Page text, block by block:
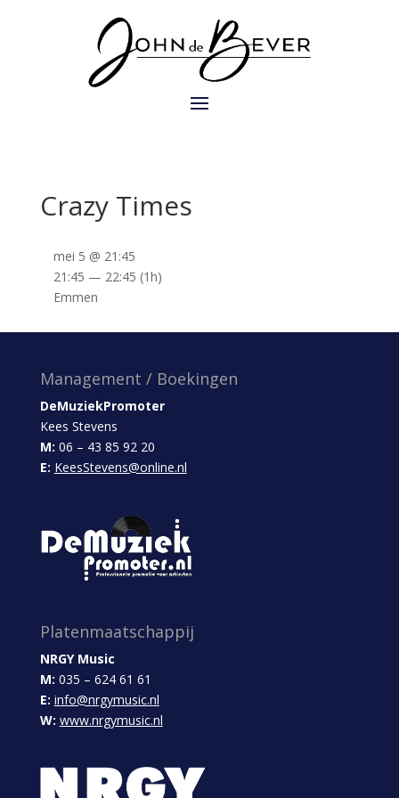
Crazy Times
mei 5 @ 21:45
21:45 — 22:45 (1h)
Emmen
Management / Boekingen
DeMuziekPromoter
Kees Stevens
M: 06 – 43 85 92 20
E: KeesStevens@online.nl
Platenmaatschappij
NRGY Music
M: 035 – 624 61 61
E: info@nrgymusic.nl
W: www.nrgymusic.nl